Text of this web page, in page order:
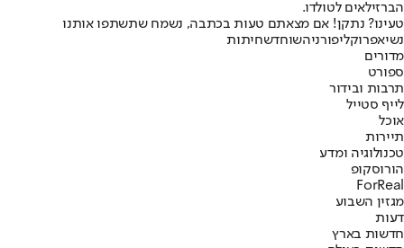
הברזילאים לטולדו.
טעינו? נתקן! אם מצאתם טעות בכתבה, נשמח שתשתפו אותנו
נשיאפרוקליפורניהשוחדשחיתות
מדורים
ספורט
תרבות ובידור
לייף סטייל
אוכל
תיירות
טכנולוגיה ומדע
הורוסקופ
ForReal
מגזין השבוע
דעות
חדשות בארץ